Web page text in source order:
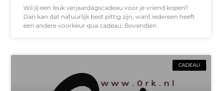
Wil jij een leuk verjaardagscadeau voor je vriend kopen?
Dan kan dat natuurlijk best pittig zijn, want iedereen heeft
een andere voorkeur qua cadeau. Bovendien
CADEAU